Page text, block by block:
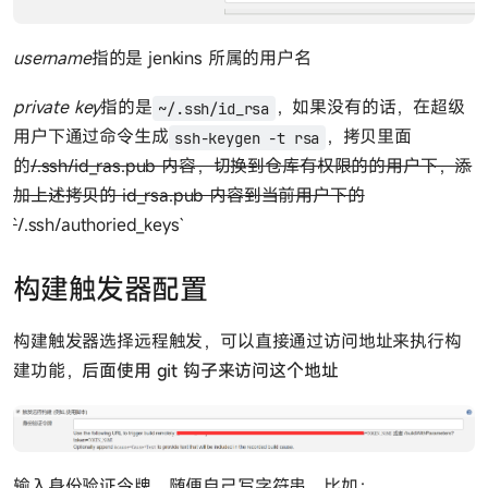
username指的是 jenkins 所属的用户名
private key指的是 ~/.ssh/id_rsa ，如果没有的话，在超级
用户下通过命令生成 ssh-keygen -t rsa ，拷贝里面
的/.ssh/id_ras.pub 内容，切换到仓库有权限的的用户下，添
加上述拷贝的 id_rsa.pub 内容到当前用户下的
`/.ssh/authoried_keys`
构建触发器配置
构建触发器选择远程触发，可以直接通过访问地址来执行构
建功能， 后面使用 git 钩子来访问这个地址